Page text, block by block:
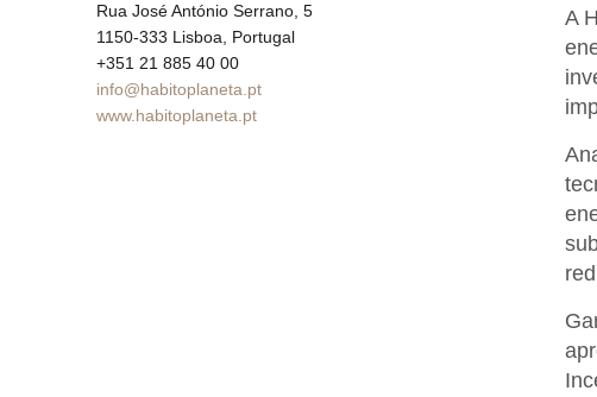
Rua José António Serrano, 5
1150-333 Lisboa, Portugal
+351 21 885 40 00
info@habitoplaneta.pt
www.habitoplaneta.pt
A